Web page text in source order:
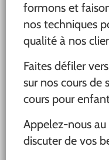
formons et
nos techniques
qualité à nos
Faites défiler
sur nos cours de
cours pour
Appelez-nous au
discuter de vos